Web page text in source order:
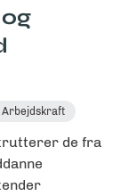
Arbejdskraft
de fra